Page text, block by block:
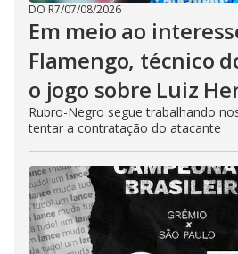
DO R7/07/08/2026
Em meio ao
Flamengo, técnico
o jogo sobre Luiz
Rubro-Negro segue trabalhando
tentar a contratação do atacante